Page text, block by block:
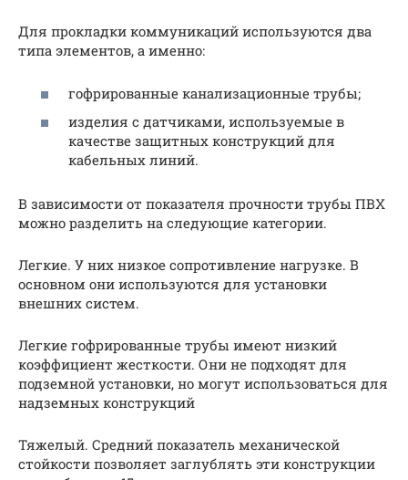
Для прокладки коммуникаций используются два
типа элементов, а именно:
гофрированные канализационные трубы;
изделия с датчиками, используемые в
качестве защитных конструкций для
кабельных линий.
В зависимости от показателя прочности трубы ПВХ
можно разделить на следующие категории.
Легкие. У них низкое сопротивление нагрузке. В
основном они используются для установки
внешних систем.
Легкие гофрированные трубы имеют низкий
коэффициент жесткости. Они не подходят для
подземной установки, но могут использоваться для
надземных конструкций
Тяжелый. Средний показатель механической
стойкости позволяет заглублять эти конструкции